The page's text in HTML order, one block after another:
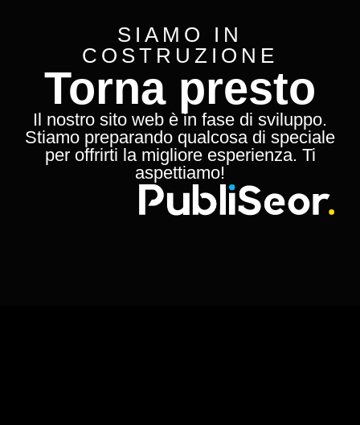
SIAMO IN
COSTRUZIONE
Torna presto
Il nostro sito web è in fase di sviluppo.
Stiamo preparando qualcosa di speciale
per offrirti la migliore esperienza. Ti
aspettiamo!